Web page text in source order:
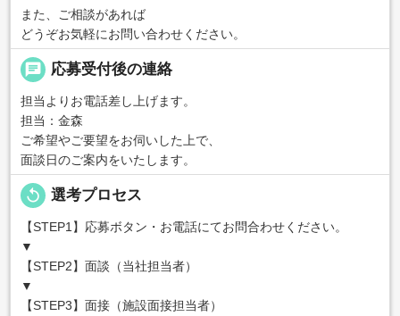
また、ご相談があれば
どうぞお気軽にお問い合わせください。
chat 応募受付後の連絡
担当よりお電話差し上げます。
担当：金森
ご希望やご要望をお伺いした上で、
面談日のご案内をいたします。
replay 選考プロセス
【STEP1】応募ボタン・お電話にてお問合わせください。
▼
【STEP2】面談（当社担当者）
▼
【STEP3】面接（施設面接担当者）